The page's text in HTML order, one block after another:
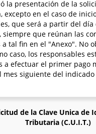
la presentación de la
excepto en el caso de
que será a partir del día
siempre que reúnan las
a tal fin en el "Anexo". No
caso, los responsables
a efectuar el primer pago
mes siguiente del
de la Clave Unica de
Tributaria (C.U.I.T.)